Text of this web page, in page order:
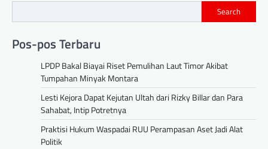
Search
Pos-pos Terbaru
LPDP Bakal Biayai Riset Pemulihan Laut Timor Akibat
Tumpahan Minyak Montara
Lesti Kejora Dapat Kejutan Ultah dari Rizky Billar dan Para
Sahabat, Intip Potretnya
Praktisi Hukum Waspadai RUU Perampasan Aset Jadi Alat
Politik